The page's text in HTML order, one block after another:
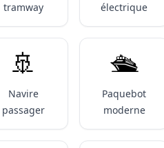
tramway
électrique
🚢
Navire
passager
🛳️
Paquebot
moderne